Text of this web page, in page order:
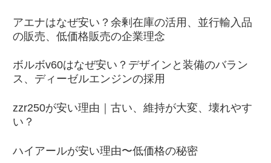
アエナはなぜ安い？余剰在庫の活用、並行輸入品
の販売、低価格販売の企業理念
ボルボv60はなぜ安い？デザインと装備のバラン
ス、ディーゼルエンジンの採用
zzr250が安い理由｜古い、維持が大変、壊れやす
い？
ハイアールが安い理由〜低価格の秘密